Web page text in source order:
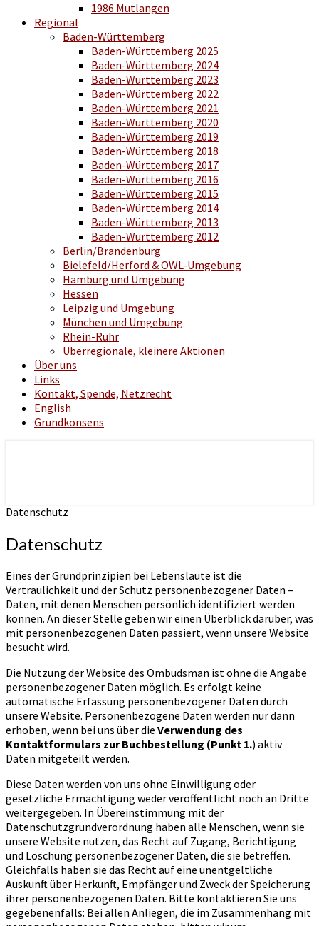
1986 Mutlangen
Regional
Baden-Württemberg
Baden-Württemberg 2025
Baden-Württemberg 2024
Baden-Württemberg 2023
Baden-Württemberg 2022
Baden-Württemberg 2021
Baden-Württemberg 2020
Baden-Württemberg 2019
Baden-Württemberg 2018
Baden-Württemberg 2017
Baden-Württemberg 2016
Baden-Württemberg 2015
Baden-Württemberg 2014
Baden-Württemberg 2013
Baden-Württemberg 2012
Berlin/Brandenburg
Bielefeld/Herford & OWL-Umgebung
Hamburg und Umgebung
Hessen
Leipzig und Umgebung
München und Umgebung
Rhein-Ruhr
Überregionale, kleinere Aktionen
Über uns
Links
Kontakt, Spende, Netzrecht
English
Grundkonsens
Datenschutz
Datenschutz
Eines der Grundprinzipien bei Lebenslaute ist die
Vertraulichkeit und der Schutz personenbezogener Daten –
Daten, mit denen Menschen persönlich identifiziert werden
können. An dieser Stelle geben wir einen Überblick darüber, was
mit personenbezogenen Daten passiert, wenn unsere Website
besucht wird.
Die Nutzung der Website des Ombudsman ist ohne die Angabe
personenbezogener Daten möglich. Es erfolgt keine
automatische Erfassung personenbezogener Daten durch
unsere Website. Personenbezogene Daten werden nur dann
erhoben, wenn bei uns über die Verwendung des
Kontaktformulars zur Buchbestellung (Punkt 1.) aktiv
Daten mitgeteilt werden.
Diese Daten werden von uns ohne Einwilligung oder
gesetzliche Ermächtigung weder veröffentlicht noch an Dritte
weitergegeben. In Übereinstimmung mit der
Datenschutzgrundverordnung haben alle Menschen, wenn sie
unsere Website nutzen, das Recht auf Zugang, Berichtigung
und Löschung personenbezogener Daten, die sie betreffen.
Gleichfalls haben sie das Recht auf eine unentgeltliche
Auskunft über Herkunft, Empfänger und Zweck der Speicherung
ihrer personenbezogenen Daten. Bitte kontaktieren Sie uns
gegebenenfalls: Bei allen Anliegen, die im Zusammenhang mit